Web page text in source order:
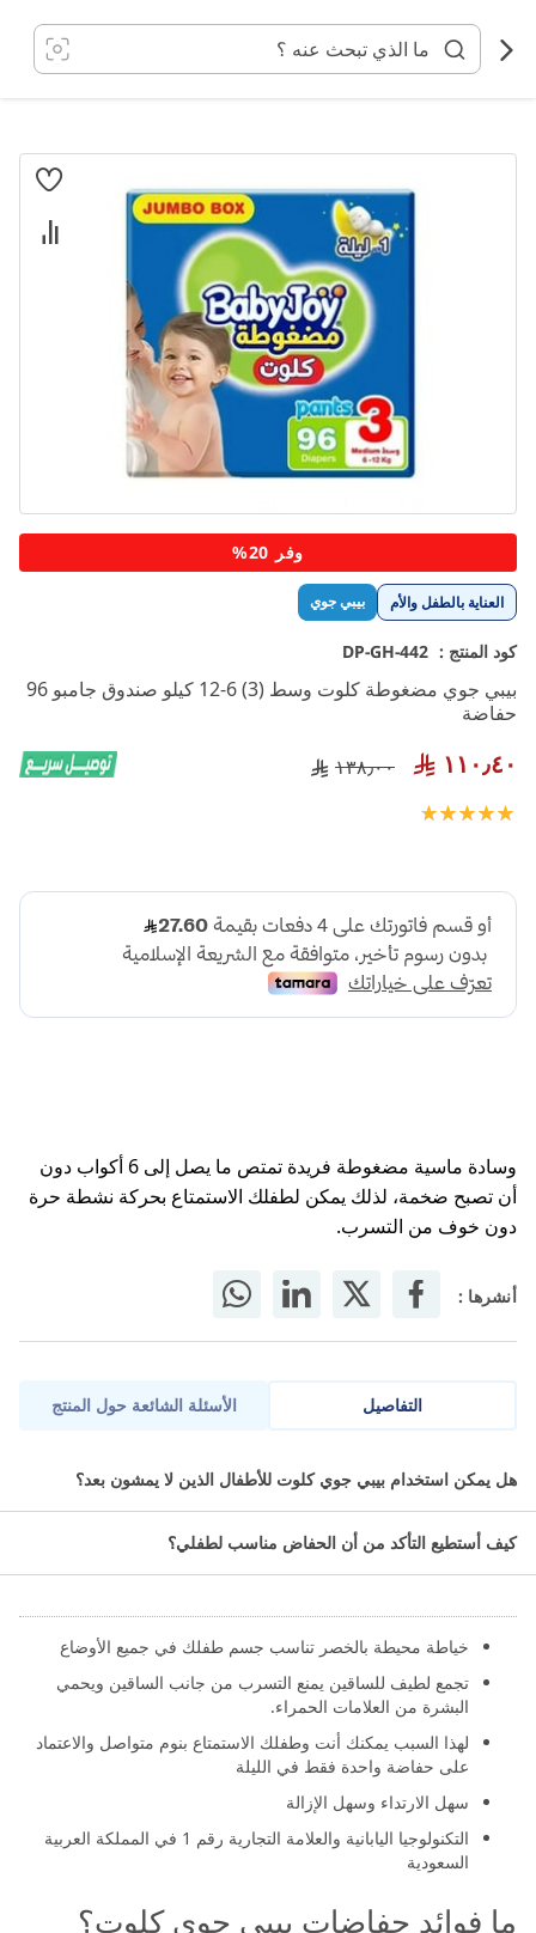
المحتوى
العناية بالطفل والأم بيبي جوي
كود المنتج : DP-GH-442
بيبي جوي مضغوطة كلوت وسط (3) 6-12 كيلو صندوق جامبو 96
حفاضة
١١٠٫٤٠ ١٣٨٫٠٠
تقييم:
وسادة ماسية مضغوطة فريدة تمتص ما يصل إلى 6 أكواب دون
أن تصبح ضخمة، لذلك يمكن لطفلك الاستمتاع بحركة نشطة حرة
دون خوف من التسرب.
أنشرها :
انتقل
تخطي
إلى
بداية
معرض
الصور
وفر 20%
التفاصيل
بيبي جوي كلوت مقاس 3 للحفاظ على بشرة طفلك الرقيقة ومنع
خياطة محيطة بالخصر تناسب جسم طفلك في جميع الأوضاع
تجمع لطيف للساقين يمنع التسرب من جانب الساقين ويحمي
البشرة من العلامات الحمراء.
لهذا السبب يمكنك أنت وطفلك الاستمتاع بنوم متواصل والاعتماد
على حفاضة واحدة فقط في الليلة
سهل الارتداء وسهل الإزالة
التكنولوجيا اليابانية والعلامة التجارية رقم 1 في المملكة العربية
السعودية
ما فوائد حفاضات بيبي جوي كلوت؟
الأسئلة الشائعة حول المنتج
هل يمكن استخدام بيبي جوي كلوت للأطفال الذين لا يمشون بعد؟
كيف أستطيع التأكد من أن الحفاض مناسب لطفلي؟